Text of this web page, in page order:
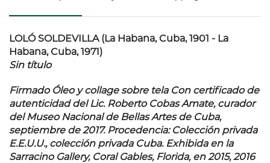
LOLÓ SOLDEVILLA (La Habana, Cuba, 1901 - La
Habana, Cuba, 1971)
Sin título
Firmado Óleo y collage sobre tela Con certificado de
autenticidad del Lic. Roberto Cobas Amate, curador
del Museo Nacional de Bellas Artes de Cuba,
septiembre de 2017. Procedencia: Colección privada
E.E.U.U., colección privada Cuba. Exhibida en la
Sarracino Gallery, Coral Gables, Florida, en 2015, 2016